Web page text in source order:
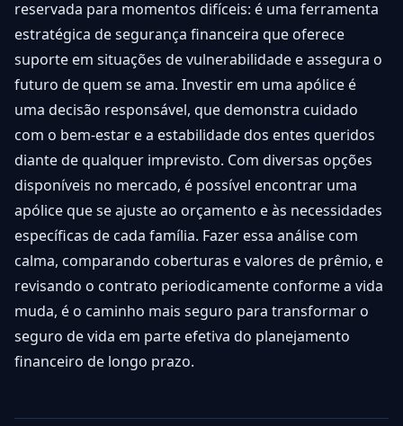
reservada para momentos difíceis: é uma ferramenta
estratégica de segurança financeira que oferece
suporte em situações de vulnerabilidade e assegura o
futuro de quem se ama. Investir em uma apólice é
uma decisão responsável, que demonstra cuidado
com o bem-estar e a estabilidade dos entes queridos
diante de qualquer imprevisto. Com diversas opções
disponíveis no mercado, é possível encontrar uma
apólice que se ajuste ao orçamento e às necessidades
específicas de cada família. Fazer essa análise com
calma, comparando coberturas e valores de prêmio, e
revisando o contrato periodicamente conforme a vida
muda, é o caminho mais seguro para transformar o
seguro de vida em parte efetiva do planejamento
financeiro de longo prazo.